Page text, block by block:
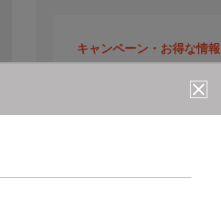
キャンペーン・お得な情報